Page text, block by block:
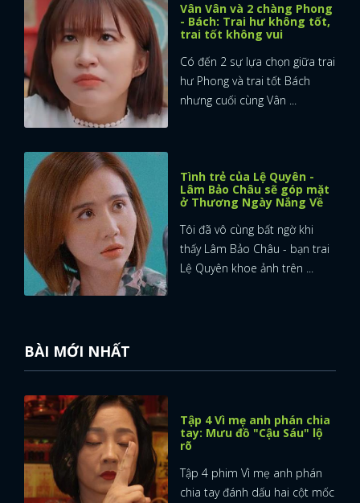
Vân Vân và 2 chàng Phong
- Bách: Trai hư không tốt,
trai tốt không vui
Có đến 2 sự lựa chọn giữa trai
hư Phong và trai tốt Bách
nhưng cuối cùng Vân ...
Tình trẻ của Lệ Quyên -
Lâm Bảo Châu sẽ góp mặt
ở Thương Ngày Nắng Về
Tôi đã vô cùng bất ngờ khi
thấy Lâm Bảo Châu - bạn trai
Lệ Quyên khoe ảnh trên ...
BÀI MỚI NHẤT
Tập 4 Vì mẹ anh phán chia
tay: Mưu đồ "Cậu Sáu" lộ
rõ
Tập 4 phim Vì mẹ anh phán
chia tay đánh dấu hai cột mốc